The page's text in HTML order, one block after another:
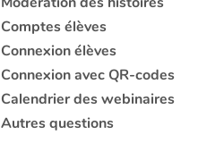
Comptes élèves
Connexion élèves
Connexion avec QR-codes
Calendrier des webinaires
Autres questions